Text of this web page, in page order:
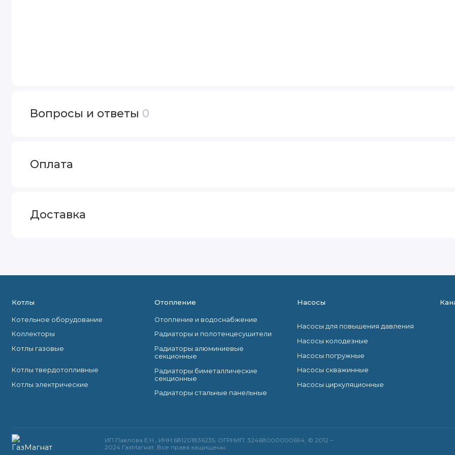
Вопросы и ответы 0
Оплата
Доставка
Котлы
Котельное оборудование
Коллекторы
Котлы газовые
Котлы твердотопливные
Котлы электрические
Отопление
Отопление и водоснабжение
Радиаторы и полотенцесушители
Радиаторы алюминиевые
секционные
Радиаторы биметаллические
секционные
Радиаторы стальные панельные
Насосы
Насосы для повышения давления
Насосы колодезные
Насосы погружные
Насосы скважинные
Насосы циркуляционные
ИП Павлова Е.Н., ИНН:681201836235, ОГРНИП: 32468000000694, © 2012 –
2024 ГазМагнат. Все права защищены.